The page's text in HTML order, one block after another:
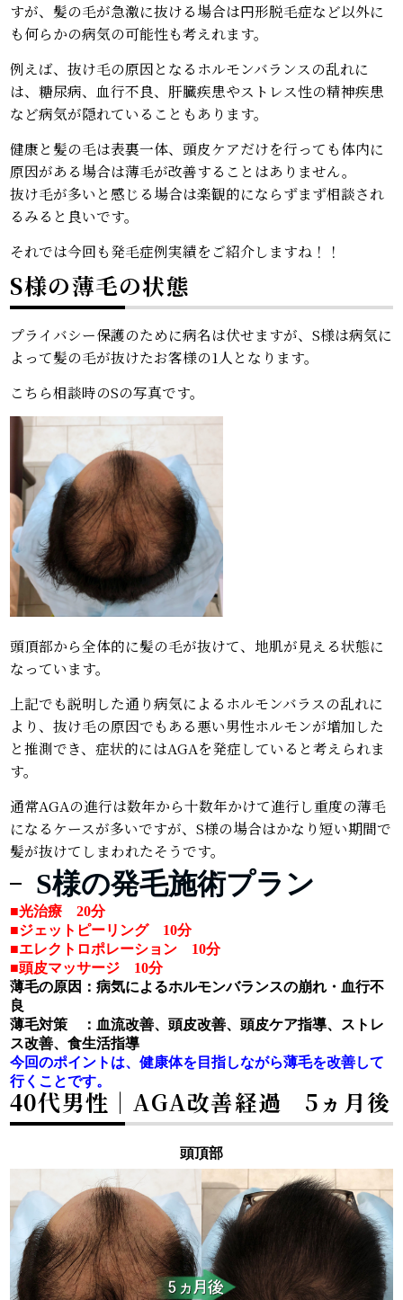
すが、髪の毛が急激に抜ける場合は円形脱毛症など以外に
も何らかの病気の可能性も考えれます。
例えば、抜け毛の原因となるホルモンバランスの乱れに
は、糖尿病、血行不良、肝臓疾患やストレス性の精神疾患
など病気が隠れていることもあります。
健康と髪の毛は表裏一体、頭皮ケアだけを行っても体内に
原因がある場合は薄毛が改善することはありません。
抜け毛が多いと感じる場合は楽観的にならずまず相談され
るみると良いです。
それでは今回も発毛症例実績をご紹介しますね！！
S様の薄毛の状態
プライバシー保護のために病名は伏せますが、S様は病気に
よって髪の毛が抜けたお客様の1人となります。
こちら相談時のSの写真です。
頭頂部から全体的に髪の毛が抜けて、地肌が見える状態に
なっています。
上記でも説明した通り病気によるホルモンバラスの乱れに
より、抜け毛の原因でもある悪い男性ホルモンが増加した
と推測でき、症状的にはAGAを発症していると考えられま
す。
通常AGAの進行は数年から十数年かけて進行し重度の薄毛
になるケースが多いですが、S様の場合はかなり短い期間で
髪が抜けてしまわれたそうです。
S様の発毛施術プラン
■光治療 20分
■ジェットピーリング 10分
■エレクトロポレーション 10分
■頭皮マッサージ 10分
薄毛の原因：病気によるホルモンバランスの崩れ ・血行不
良
薄毛対策 ：血流改善、頭皮改善、頭皮ケア指導、ストレ
ス改善、食生活指導
今回のポイントは、健康体を目指しながら薄毛を改善して
行くことです。
40代男性│AGA改善経過 5ヵ月後
頭頂部